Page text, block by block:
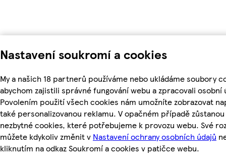
Nastavení soukromí a cookies
My a našich 18 partnerů používáme nebo ukládáme soubory
abychom zajistili správné fungování webu a zpracovali osobní
Povolením použití všech cookies nám umožníte zobrazovat
také personalizovanou reklamu. V opačném případě
nezbytné cookies, které potřebujeme k provozu webu. Své
můžete kdykoliv změnit v Nastavení ochrany osobních údajů
kliknutím na odkaz Soukromí a cookies v patičce webu.